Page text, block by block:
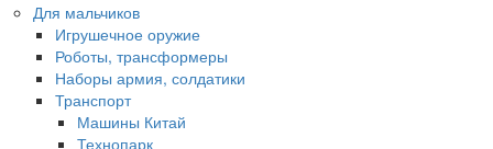
Для мальчиков
Игрушечное оружие
Роботы, трансформеры
Наборы армия, солдатики
Транспорт
Машины Китай
Технопарк